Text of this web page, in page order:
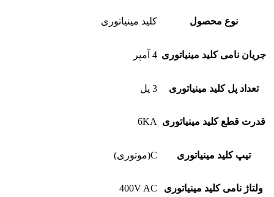
نوع محصول کلید مینیاتوری
جریان نامی کلید مینیاتوری 4 آمپر
تعداد پل کلید مینیاتوری 3 پل
قدرت قطع کلید مینیاتوری 6KA
تیپ کلید مینیاتوری C(موتوری)
ولتاژ نامی کلید مینیاتوری 400V AC